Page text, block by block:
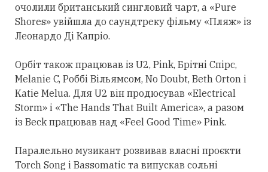
очолили британський сингловий чарт, а «Pure
Shores» увійшла до саундтреку фільму «Пляж» із
Леонардо Ді Капріо.
Орбіт також працював із U2, Pink, Брітні Спірс,
Melanie C, Роббі Вільямсом, No Doubt, Beth Orton і
Katie Melua. Для U2 він продюсував «Electrical
Storm» і «The Hands That Built America», а разом
із Beck працював над «Feel Good Time» Pink.
Паралельно музикант розвивав власні проєкти
Torch Song і Bassomatic та випускав сольні